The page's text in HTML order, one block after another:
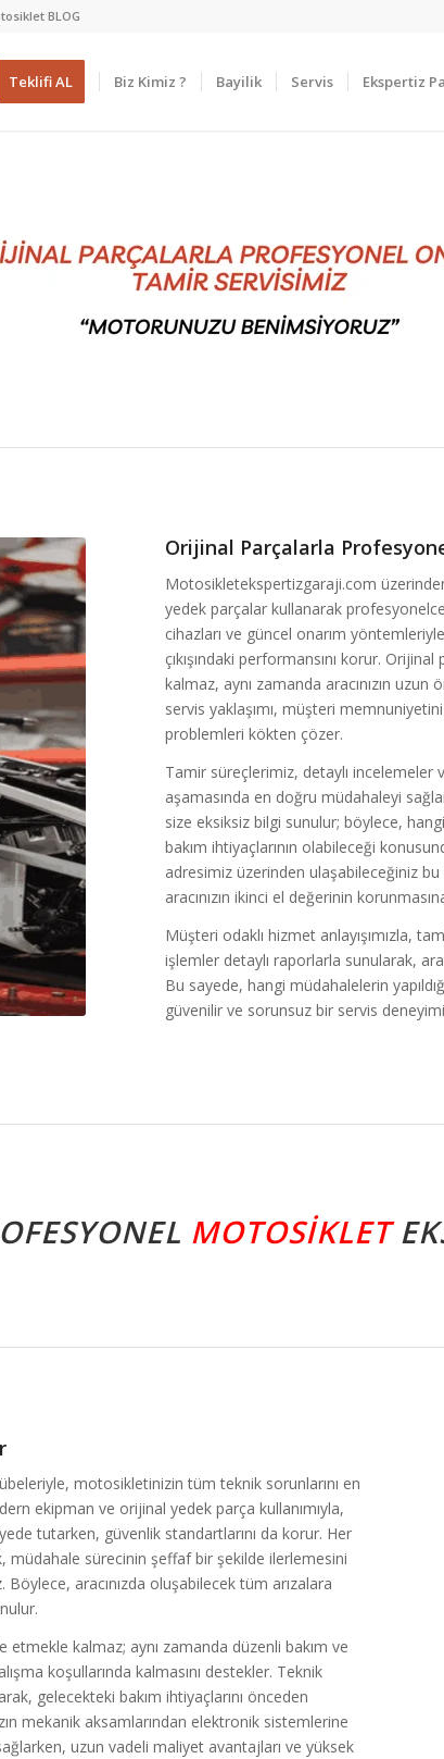
BLOG
Teklifi AL Biz Kimiz ? Bayilik Servis Ekspertiz
Orijinal Parçalarla
Motosikletekspertizgaraji.com
yedek parçalar kullanarak
cihazları ve güncel onarım
çıkışındaki performansını korur.
kalmaz, aynı zamanda aracınızın
servis yaklaşımı, müşteri
problemleri kökten çözer.
Tamir süreçlerimiz, detaylı incelemeler
aşamasında en doğru müdahaleyi
size eksiksiz bilgi sunulur; böylece,
bakım ihtiyaçlarının olabileceği
adresimiz üzerinden ulaşabileceğiniz
aracınızın ikinci el değerinin
Müşteri odaklı hizmet anlayışımızla,
işlemler detaylı raporlarla sunularak,
Bu sayede, hangi müdahalelerin
güvenilir ve sorunsuz bir servis deneyimi
MOTOSIKLET
motosikletinizin tüm teknik sorunlarını en
ekipman ve orijinal yedek parça kullanımıyla,
tutarken, güvenlik standartlarını da korur. Her
müdahale sürecinin şeffaf bir şekilde ilerlemesini
aracınızda oluşabilecek tüm arızalara
etmekle kalmaz; aynı zamanda düzenli bakım ve
koşullarında kalmasını destekler. Teknik
gelecekteki bakım ihtiyaçlarını önceden
mekanik aksamlarından elektronik sistemlerine
uzun vadeli maliyet avantajları ve yüksek